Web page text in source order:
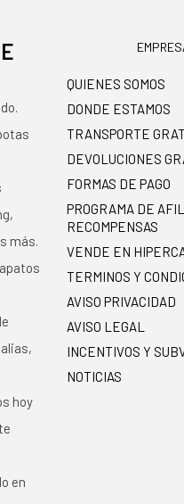
más.
hoy
en
QUIENES SOMOS
DONDE ESTAMOS
TRANSPORTE
DEVOLUCIONES
FORMAS DE PAGO
PROGRAMA DE
RECOMPENSAS
VENDE EN
TERMINOS Y
AVISO PRIVACIDAD
AVISO LEGAL
INCENTIVOS Y
NOTICIAS